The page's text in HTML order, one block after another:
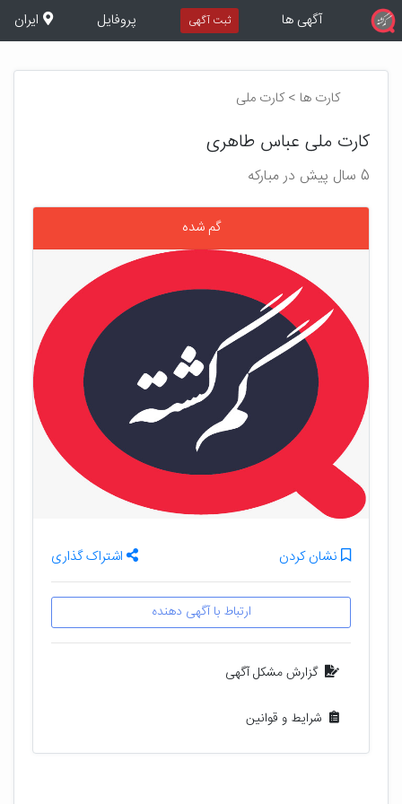
آگهی ها ثبت آگهی پروفایل ایران
کارت ها > کارت ملی
کارت ملی عباس طاهری
5 سال پیش در مبارکه
گم شده
نشان کردن اشتراک گذاری
ارتباط با آگهی دهنده
گزارش مشکل آگهی
شرایط و قوانین